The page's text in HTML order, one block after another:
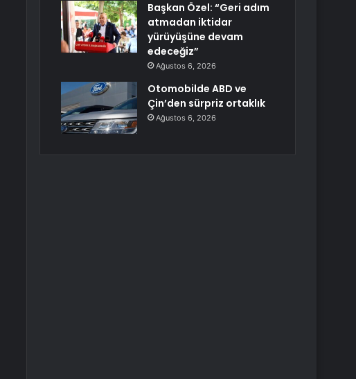
Başkan Özel: “Geri adım
atmadan iktidar
yürüyüşüne devam
edeceğiz”
Ağustos 6, 2026
Otomobilde ABD ve
Çin’den sürpriz ortaklık
Ağustos 6, 2026